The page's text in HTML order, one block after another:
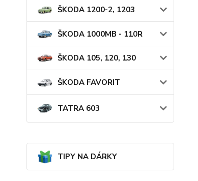
ŠKODA 1200-2, 1203
ŠKODA 1000MB - 110R
ŠKODA 105, 120, 130
ŠKODA FAVORIT
TATRA 603
TIPY NA DÁRKY